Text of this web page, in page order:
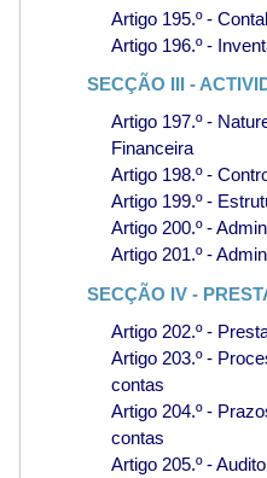
Artigo 195.º -
Artigo 196.º -
SECÇÃO III -
Artigo 197.º -
Financeira
Artigo 198.º -
Artigo 199.º -
Artigo 200.º -
Artigo 201.º -
SECÇÃO IV -
Artigo 202.º -
Artigo 203.º -
contas
Artigo 204.º -
contas
Artigo 205.º -